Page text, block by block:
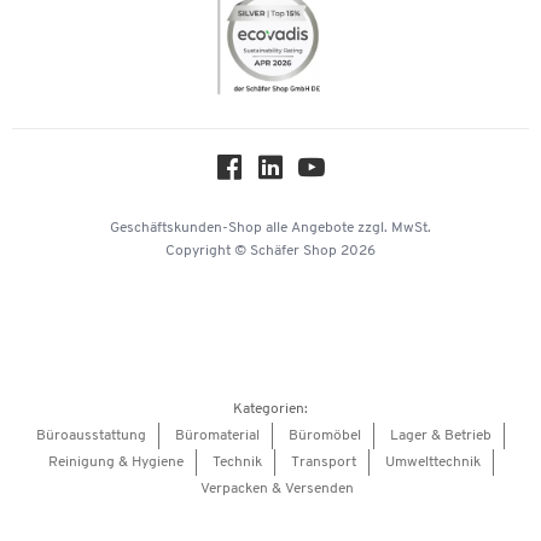
Geschäftskunden-Shop alle Angebote zzgl. MwSt.
Copyright © Schäfer Shop 2026
Kategorien:
Büroausstattung
Büromaterial Büromöbel
Lager & Betrieb
Reinigung & Hygiene
Technik Transport
Umwelttechnik
Verpacken & Versenden